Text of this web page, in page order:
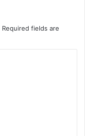
Required fields are